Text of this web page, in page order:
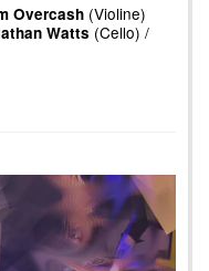
Overcash (Violine)
Watts (Cello) /